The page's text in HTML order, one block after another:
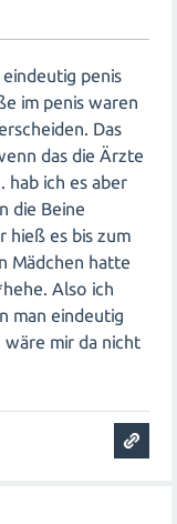
penis
im penis waren
Das
das die Ärzte
hab ich es aber
die Beine
hieß es bis zum
Mädchen hatte
Also ich
man eindeutig
mir da nicht